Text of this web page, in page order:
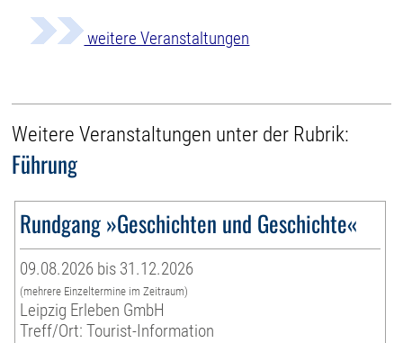
weitere Veranstaltungen
Weitere Veranstaltungen unter der Rubrik:
Führung
Rundgang »Geschichten und Geschichte«
09.08.2026 bis 31.12.2026
(mehrere Einzeltermine im Zeitraum)
Leipzig Erleben GmbH
Treff/Ort: Tourist-Information